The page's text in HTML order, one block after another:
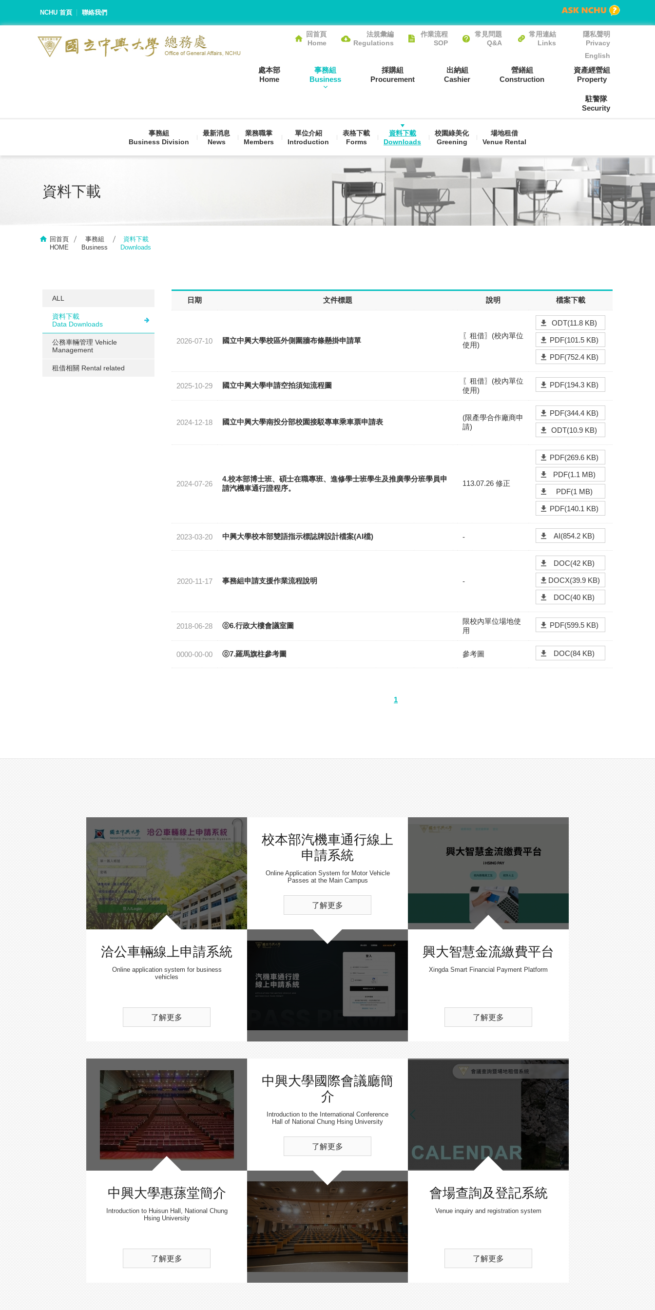
NCHU 首頁 聯絡我們
回首頁
Home
法規彙編
Regulations
作業流程
SOP
常見問題
Q&A
常用連結
Links
隱私聲明
Privacy
English
處本部
Home
事務組
Business
事務組
Business Division
最新消息
News
業務職掌
Members
單位介紹
Introduction
表格下載
Forms
資料下載
Downloads
校園綠美化
Greening
場地租借
Venue Rental
採購組
Procurement
出納組
Cashier
營繕組
Construction
資產經營組
Property
駐警隊
Security
資料下載
回首頁
HOME
事務組
Business
資料下載
Downloads
ALL
資料下載
Data Downloads
公務車輛管理 Vehicle
Management
租借相關 Rental related
日期 文件標題 說明 檔案下載
2026-07-10 國立中興大學校區外側圍牆布條懸掛申請單
〖租借〗(校內單位
使用)
ODT(11.8 KB)
PDF(101.5 KB)
PDF(752.4 KB)
2025-10-29 國立中興大學申請空拍須知流程圖
〖租借〗(校內單位
使用)
PDF(194.3 KB)
2024-12-18 國立中興大學南投分部校園接駁專車乘車票申請表
(限產學合作廠商申
請)
PDF(344.4 KB)
ODT(10.9 KB)
2024-07-26
4.校本部博士班、碩士在職專班、進修學士班學生及推廣學分班學員申
請汽機車通行證程序。
113.07.26 修正
PDF(269.6 KB)
PDF(1.1 MB)
PDF(1 MB)
PDF(140.1 KB)
2023-03-20 中興大學校本部雙語指示標誌牌設計檔案(AI檔) - AI(854.2 KB)
2020-11-17 事務組申請支援作業流程說明 -
DOC(42 KB)
DOCX(39.9 KB)
DOC(40 KB)
2018-06-28 ⓪6.行政大樓會議室圖
限校內單位場地使
用
PDF(599.5 KB)
0000-00-00 ⓪7.羅馬旗柱參考圖 參考圖 DOC(84 KB)
1
洽公車輛線上申請系統
Online application system for business
vehicles
了解更多
校本部汽機車通行線上
申請系統
Online Application System for Motor Vehicle
Passes at the Main Campus
了解更多
興大智慧金流繳費平台
Xingda Smart Financial Payment Platform
了解更多
中興大學惠蓀堂簡介
Introduction to Huisun Hall, National Chung
Hsing University
了解更多
中興大學國際會議廳簡
介
Introduction to the International Conference
Hall of National Chung Hsing University
了解更多
會場查詢及登記系統
Venue inquiry and registration system
了解更多